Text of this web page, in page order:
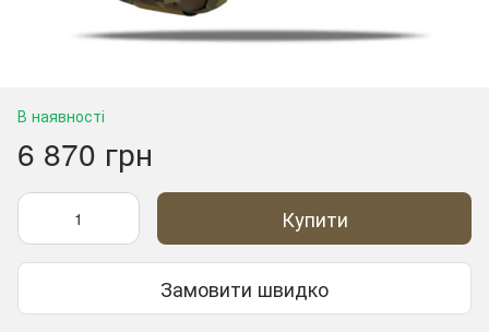
В наявності
6 870 грн
Купити
Замовити швидко